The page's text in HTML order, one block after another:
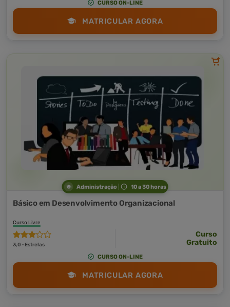
CURSO ON-LINE
MATRICULAR AGORA
Administração 10 a 30 horas
Básico em Desenvolvimento Organizacional
Curso Livre
3,0 · Estrelas
Curso
Gratuito
CURSO ON-LINE
MATRICULAR AGORA